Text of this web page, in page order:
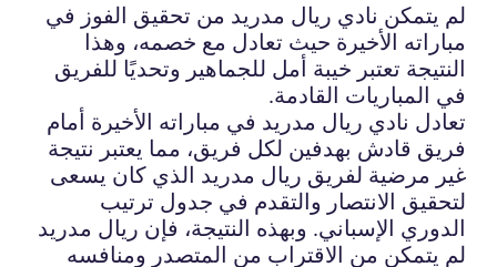
لم يتمكن نادي ريال مدريد من تحقيق الفوز في
مباراته الأخيرة حيث تعادل مع خصمه، وهذا
النتيجة تعتبر خيبة أمل للجماهير وتحديًا للفريق
في المباريات القادمة.
تعادل نادي ريال مدريد في مباراته الأخيرة أمام
فريق قادش بهدفين لكل فريق، مما يعتبر نتيجة
غير مرضية لفريق ريال مدريد الذي كان يسعى
لتحقيق الانتصار والتقدم في جدول ترتيب
الدوري الإسباني. وبهذه النتيجة، فإن ريال مدريد
لم يتمكن من الاقتراب من المتصدر ومنافسه